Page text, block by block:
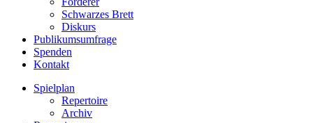
Schwarzes Brett
Diskurs
Publikumsumfrage
Spenden
Kontakt
Spielplan
Repertoire
Archiv